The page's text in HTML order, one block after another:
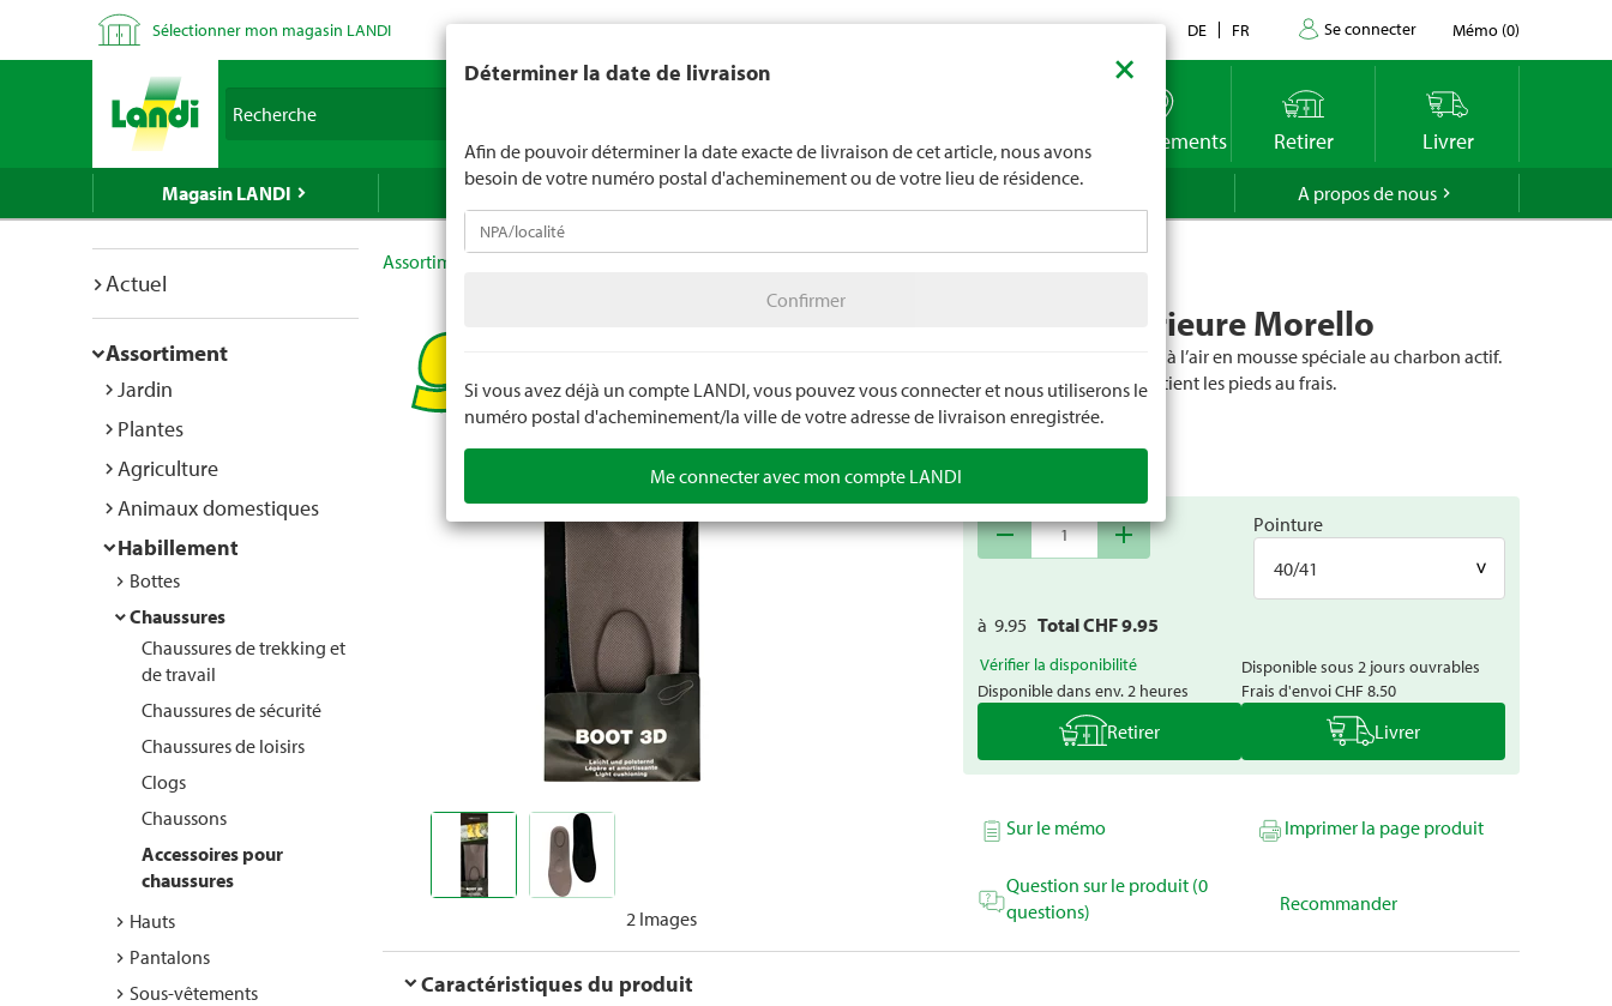
Sélectionner mon magasin LANDI Contact DE FR Se connecter Mémo (0)
LANDI Météo Emplacements Retirer Livrer
Magasin LANDI A propos de nous
Actuel
Assortiment
Jardin
Plantes
Agriculture
Animaux domestiques
Habillement
Bottes
Chaussures
Chaussures de trekking et
de travail
Chaussures de sécurité
Chaussures de loisirs
Clogs
Chaussons
Accessoires pour
chaussures
Hauts
Pantalons
Sous-vêtements
Assortiment
2 Images
Semelle intérieure Morello
Rembourrage perméable à l’air en mousse spéciale au charbon actif.
Absorbe les odeurs. Maintient les pieds au frais.
Numéro d'article45247
remove add
Pointure
40/41
à 9.95 Total CHF9.95
Vérifier la disponibilité
Disponible dans env. 2 heures
Disponible sous 2 jours ouvrables
Frais d'envoiCHF 8.50
Retirer Livrer
Sur le mémo Imprimer la page produit
Question sur le produit (0
questions)
Recommander
Caractéristiques du produit
Déterminer la date de livraison ×
Afin de pouvoir déterminer la date exacte de livraison de cet article, nous avons
besoin de votre numéro postal d'acheminement ou de votre lieu de résidence.
Confirmer
Si vous avez déjà un compte LANDI, vous pouvez vous connecter et nous utiliserons le
numéro postal d'acheminement/la ville de votre adresse de livraison enregistrée.
Me connecter avec mon compte LANDI
LANDI ne vend généralement pas d'alcool aux jeunes de moins de 16 ans. La limite